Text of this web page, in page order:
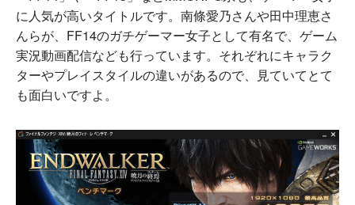
に人気が高いタイトルです。南條愛乃さんや田中理恵さ
んらが、FF14のガチゲーマー女子として有名で、ゲーム
実況動画配信なども行っています。それぞれにキャラク
ターやプレイスタイルの違いがあるので、見ていてとて
も面白いですよ。